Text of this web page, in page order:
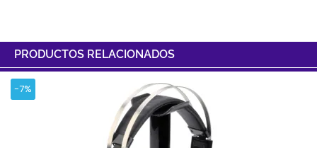
PRODUCTOS RELACIONADOS
-7%